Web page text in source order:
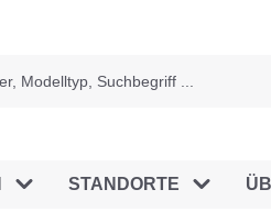
STANDORTE